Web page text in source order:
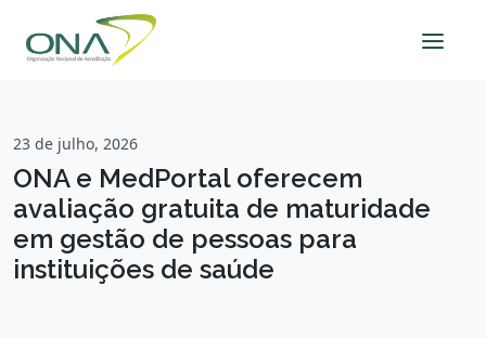
23 de julho, 2026
ONA e MedPortal oferecem
avaliação gratuita de maturidade
em gestão de pessoas para
instituições de saúde